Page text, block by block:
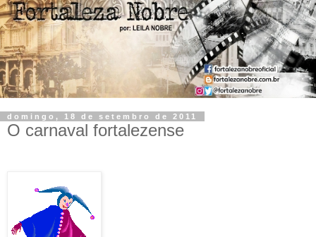
domingo, 18 de setembro de 2011
O carnaval fortalezense